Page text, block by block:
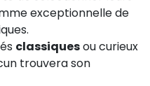
exceptionnelle de
classiquesou curieux
trouvera son